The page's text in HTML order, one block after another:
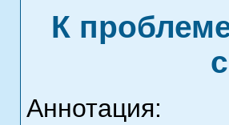
К
Аннотация: